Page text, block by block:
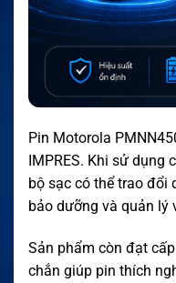
Pin Motorola
IMPRES. Khi sử dụng
bộ sạc có thể trao đổi
bảo dưỡng và quản lý
Sản phẩm còn đạt
chắn giúp pin thích